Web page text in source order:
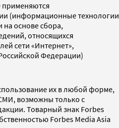
(информационные технологии
основе сбора,
относящихся
сети «Интернет»,
Федерации)
их в любой форме,
возможны только с
Товарный знак Forbes
Forbes Media Asia